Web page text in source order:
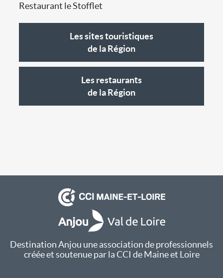
Restaurant le Stofflet
Les sites touristiques
de la Région
Les restaurants
de la Région
Destination Anjou une association de professionnels
créée et soutenue par la CCI de Maine et Loire